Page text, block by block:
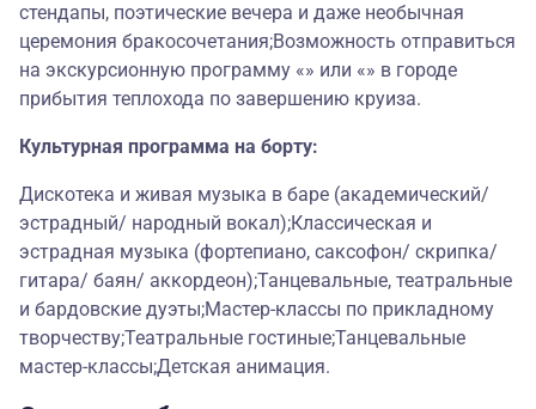
стендапы, поэтические вечера и даже необычная
церемония бракосочетания;Возможность отправиться
на экскурсионную программу «» или «» в городе
прибытия теплохода по завершению круиза.
Культурная программа на борту:
Дискотека и живая музыка в баре (академический/
эстрадный/ народный вокал);Классическая и
эстрадная музыка (фортепиано, саксофон/ скрипка/
гитара/ баян/ аккордеон);Танцевальные, театральные
и бардовские дуэты;Мастер-классы по прикладному
творчеству;Театральные гостиные;Танцевальные
мастер-классы;Детская анимация.